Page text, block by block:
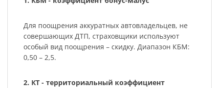
Для поощрения аккуратных автовладельцев, не
совершающих ДТП, страховщики используют
особый вид поощрения – скидку. Диапазон КБМ:
0,50 – 2,5.
2. КТ - территориальный коэффициент